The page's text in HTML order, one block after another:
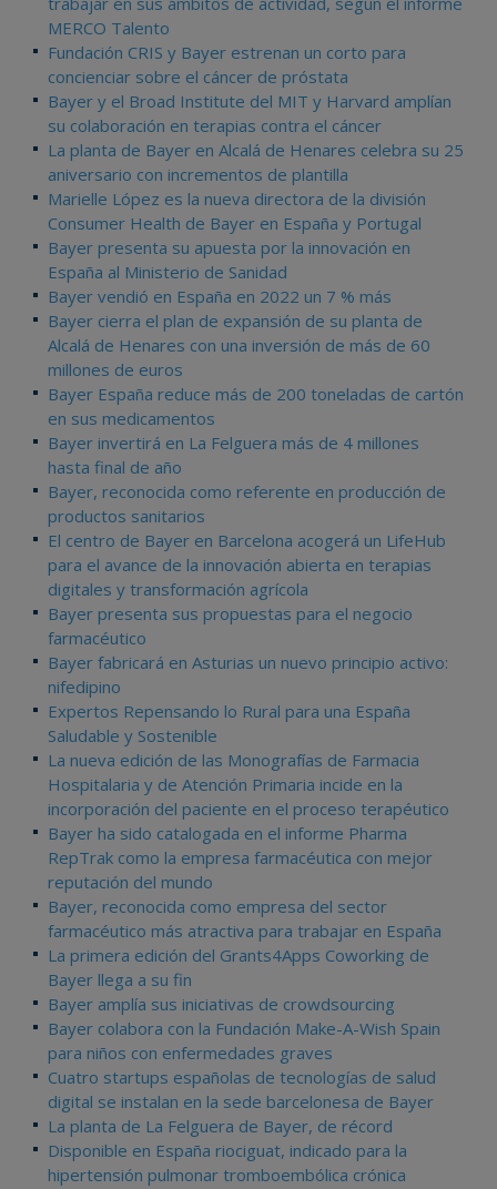
MERCO Talento
Fundación CRIS y Bayer estrenan un corto para
concienciar sobre el cáncer de próstata
Bayer y el Broad Institute del MIT y Harvard amplían
su colaboración en terapias contra el cáncer
La planta de Bayer en Alcalá de Henares celebra su 25
aniversario con incrementos de plantilla
Marielle López es la nueva directora de la división
Consumer Health de Bayer en España y Portugal
Bayer presenta su apuesta por la innovación en
España al Ministerio de Sanidad
Bayer vendió en España en 2022 un 7 % más
Bayer cierra el plan de expansión de su planta de
Alcalá de Henares con una inversión de más de 60
millones de euros
Bayer España reduce más de 200 toneladas de cartón
en sus medicamentos
Bayer invertirá en La Felguera más de 4 millones
hasta final de año
Bayer, reconocida como referente en producción de
productos sanitarios
El centro de Bayer en Barcelona acogerá un LifeHub
para el avance de la innovación abierta en terapias
digitales y transformación agrícola
Bayer presenta sus propuestas para el negocio
farmacéutico
Bayer fabricará en Asturias un nuevo principio activo:
nifedipino
Expertos Repensando lo Rural para una España
Saludable y Sostenible
La nueva edición de las Monografías de Farmacia
Hospitalaria y de Atención Primaria incide en la
incorporación del paciente en el proceso terapéutico
Bayer ha sido catalogada en el informe Pharma
RepTrak como la empresa farmacéutica con mejor
reputación del mundo
Bayer, reconocida como empresa del sector
farmacéutico más atractiva para trabajar en España
La primera edición del Grants4Apps Coworking de
Bayer llega a su fin
Bayer amplía sus iniciativas de crowdsourcing
Bayer colabora con la Fundación Make-A-Wish Spain
para niños con enfermedades graves
Cuatro startups españolas de tecnologías de salud
digital se instalan en la sede barcelonesa de Bayer
La planta de La Felguera de Bayer, de récord
Disponible en España riociguat, indicado para la
hipertensión pulmonar tromboembólica crónica